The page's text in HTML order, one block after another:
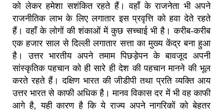
को लेकर हमेशा सशंकित रहते हैं। वहाँ के राजनेता भी अपने
राजनीतिक लाभ के लिए लगातार इस प्रवृत्ति को हवा देते रहते
हैं। वहाँ के लोगों की शंकाओं में कुछ सच्चाई भी है। करीब-करीब
एक हजार साल से दिल्ली लगातार सत्ता का मुख्य केंद्र बना हुआ
है। उत्तर भारतीय अपने तमाम पिछड़ेपन के बावजूद अपनी
सांस्कृतिक पहचान को ही सारे ही देश की पहचान मानने की भूल
करते रहते हैं। दक्षिण भारत की जीडीपी तथा प्रति व्यक्ति आय
उत्तर ‌भारत से काफी अधिक है। मानव विकास दर में भी वह काफी
आगे है, यही कारण है कि ये राज्य अपने नागरिकों को बेहतर